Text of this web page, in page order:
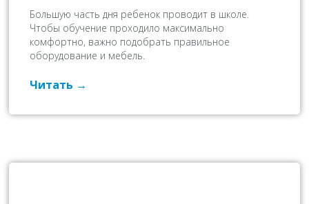
Большую часть дня ребенок проводит в школе.
Чтобы обучение проходило максимально
комфортно, важно подобрать правильное
оборудование и мебель.
Читать